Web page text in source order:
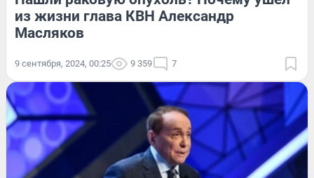
из жизни глава КВН Александр
Масляков
9 сентября, 2024, 00:25 9 359 7